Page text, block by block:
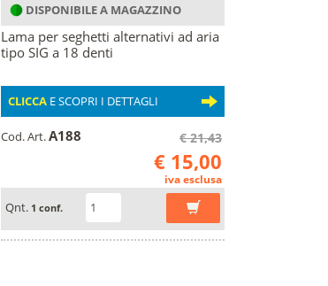
DISPONIBILE A MAGAZZINO
Lama per seghetti alternativi ad aria
tipo SIG a 18 denti
CLICCA E SCOPRI I DETTAGLI
Cod. Art.A188 € 21,43
€ 15,00
iva esclusa
Qnt. 1 conf.